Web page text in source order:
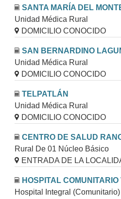
SANTA MARÍA DEL
Unidad Médica Rural
DOMICILIO CONOCIDO
SAN BERNARDINO
Unidad Médica Rural
DOMICILIO CONOCIDO
TELPATLÁN
Unidad Médica Rural
DOMICILIO CONOCIDO
CENTRO DE SALUD
Rural De 01 Núcleo Básico
ENTRADA DE LA
HOSPITAL
Hospital Integral (Comunitario)